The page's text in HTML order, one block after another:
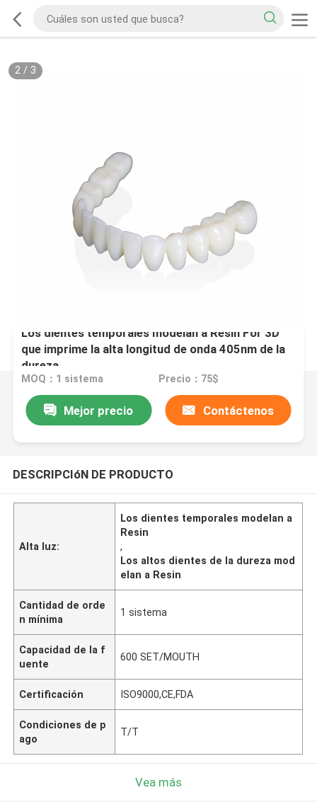
2/ 3
Los dientes temporales modelan a Resin For 3D
que imprime la alta longitud de onda 405nm de la
dureza
MOQ：1 sistema Precio：75$
Mejor precio Contáctenos
DESCRIPCIóN DE PRODUCTO
Alta luz:
Los dientes temporales modelan a
Resin
,
Los altos dientes de la dureza mod
elan a Resin
Cantidad de orde
n mínima
1 sistema
Capacidad de la f
uente
600 SET/MOUTH
Certificación ISO9000,CE,FDA
Condiciones de p
ago
T/T
Vea más